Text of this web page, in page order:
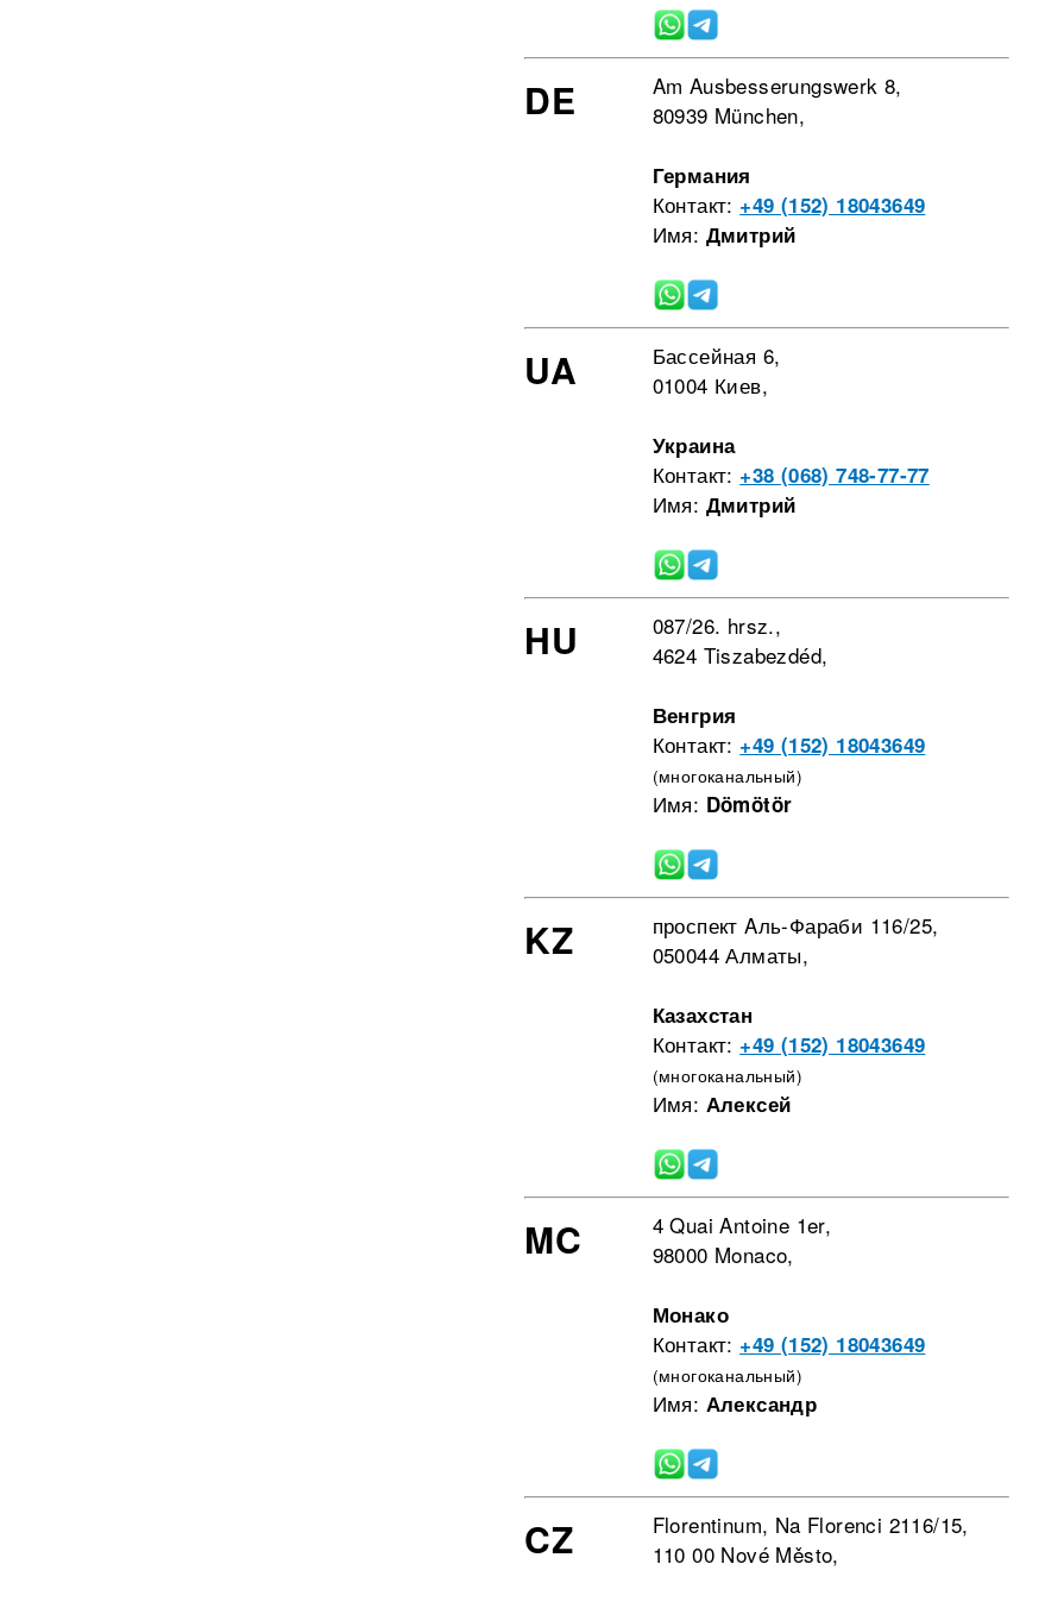
DE
Am Ausbesserungswerk 8,
80939 München,
Германия
Контакт: +49 (152) 18043649
Имя: Дмитрий
UA
Бассейная 6,
01004 Киев,
Украина
Контакт: +38 (068) 748-77-77
Имя: Дмитрий
HU
087/26. hrsz.,
4624 Tiszabezdéd,
Венгрия
Контакт: +49 (152) 18043649
(многоканальный)
Имя: Dömötör
KZ
проспект Aль-Фараби 116/25,
050044 Алматы,
Казахстан
Контакт: +49 (152) 18043649
(многоканальный)
Имя: Алексей
MC
4 Quai Antoine 1er,
98000 Monaco,
Монако
Контакт: +49 (152) 18043649
(многоканальный)
Имя: Александр
CZ
Florentinum, Na Florenci 2116/15,
110 00 Nové Město,